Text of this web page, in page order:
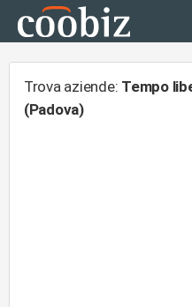
Trova aziende: Tempo
(Padova)